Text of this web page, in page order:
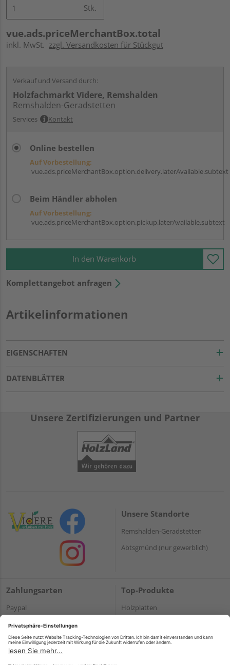
Stk.
vue.ads.priceMerchantBox.total
inkl. MwSt. zzgl. Versandkosten für Stückgut
Verkauf und Versand durch:
Holzfachmarkt Videre, Remshalden
Remshalden-Geradstetten
Services Kontakt
Online bestellen
Auf Vorbestellung:
vue.ads.priceMerchantBox.option.delivery.laterAvailable.subtext
Beim Händler abholen
Auf Vorbestellung:
vue.ads.priceMerchantBox.option.pickup.laterAvailable.subtext
In den Warenkorb
Komplettangebot anfragen
Artikelinformationen
EIGENSCHAFTEN
DATENBLÄTTER
Unsere Zertifizierungen und Partner
Unsere Standorte
Remshalden-Geradstetten
Abtsgmünd (nur gewerblich)
Zahlungsarten
Paypal
Onlineüberweisung
Kreditkarte
Rechnung*
Top-Produkte
Holzplatten
Terrassendielen